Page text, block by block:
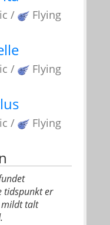
/ Flying
/ Flying
/ Flying
tidspunkt er
mildt talt